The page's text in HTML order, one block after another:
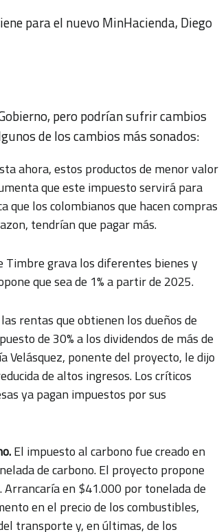
para el nuevo MinHacienda, Diego
pero podrían sufrir cambios
de los cambios más sonados:
ahora, estos productos de menor valor
que este impuesto servirá para
que los colombianos que hacen compras
tendrían que pagar más.
Timbre grava los diferentes bienes y
que sea de 1% a partir de 2025.
rentas que obtienen los dueños de
de 30% a los dividendos de más de
Velásquez, ponente del proyecto, le dijo
de altos ingresos. Los críticos
ya pagan impuestos por sus
El impuesto al carbono fue creado en
de carbono. El proyecto propone
en $41.000 por tonelada de
en el precio de los combustibles,
transporte y, en últimas, de los